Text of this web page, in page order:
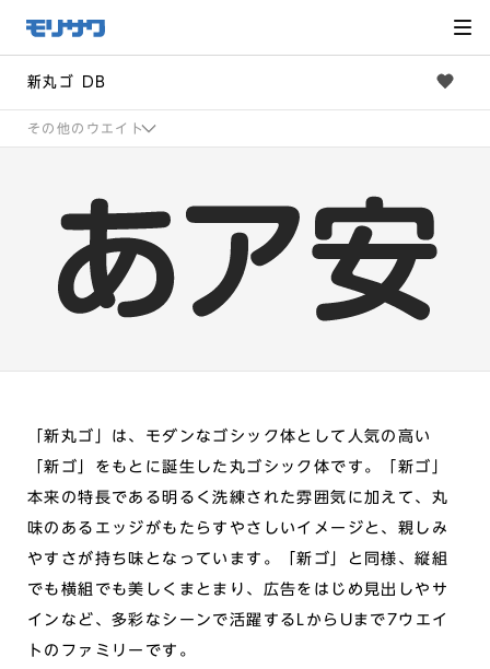
メ
ニュー
飛ばし
へ移動
新丸ゴ DB
その他のウエイト
「新丸ゴ」は、モダンなゴシック体として人気の高い
「新ゴ」をもとに誕生した丸ゴシック体です。「新ゴ」
本来の特長である明るく洗練された雰囲気に加えて、丸
味のあるエッジがもたらすやさしいイメージと、親しみ
やすさが持ち味となっています。「新ゴ」と同様、縦組
でも横組でも美しくまとまり、広告をはじめ見出しやサ
インなど、多彩なシーンで活躍するLからUまで7ウエイ
トのファミリーです。